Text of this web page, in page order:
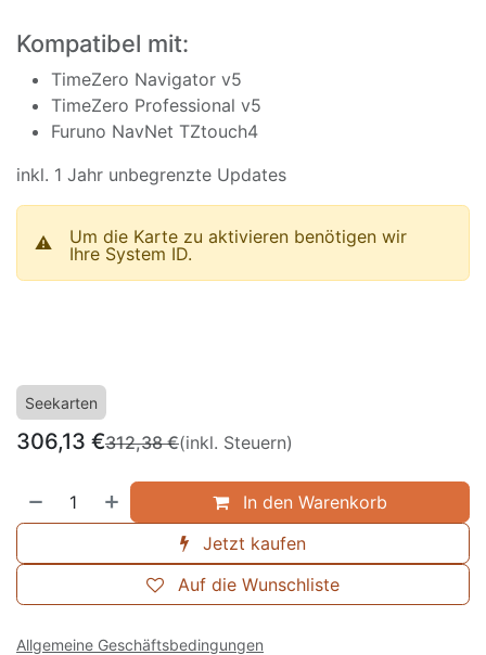
Kompatibel mit:
TimeZero Navigator v5
TimeZero Professional v5
Furuno NavNet TZtouch4
inkl. 1 Jahr unbegrenzte Updates
⚠️
Um die Karte zu aktivieren benötigen wir
Ihre System ID.
Seekarten
306,13 €312,38€(inkl. Steuern)
In den Warenkorb
Jetzt kaufen
Auf die Wunschliste
Allgemeine Geschäftsbedingungen